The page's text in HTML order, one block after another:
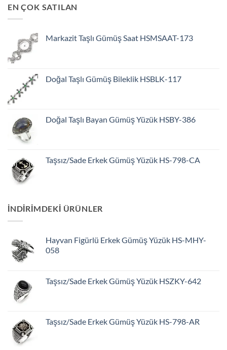
EN ÇOK SATILAN
Markazit Taşlı Gümüş Saat HSMSAAT-173
Doğal Taşlı Gümüş Bileklik HSBLK-117
Doğal Taşlı Bayan Gümüş Yüzük HSBY-386
Taşsız/Sade Erkek Gümüş Yüzük HS-798-CA
INDIRIMDEKI ÜRÜNLER
Hayvan Figürlü Erkek Gümüş Yüzük HS-MHY-
058
Taşsız/Sade Erkek Gümüş Yüzük HSZKY-642
Taşsız/Sade Erkek Gümüş Yüzük HS-798-AR